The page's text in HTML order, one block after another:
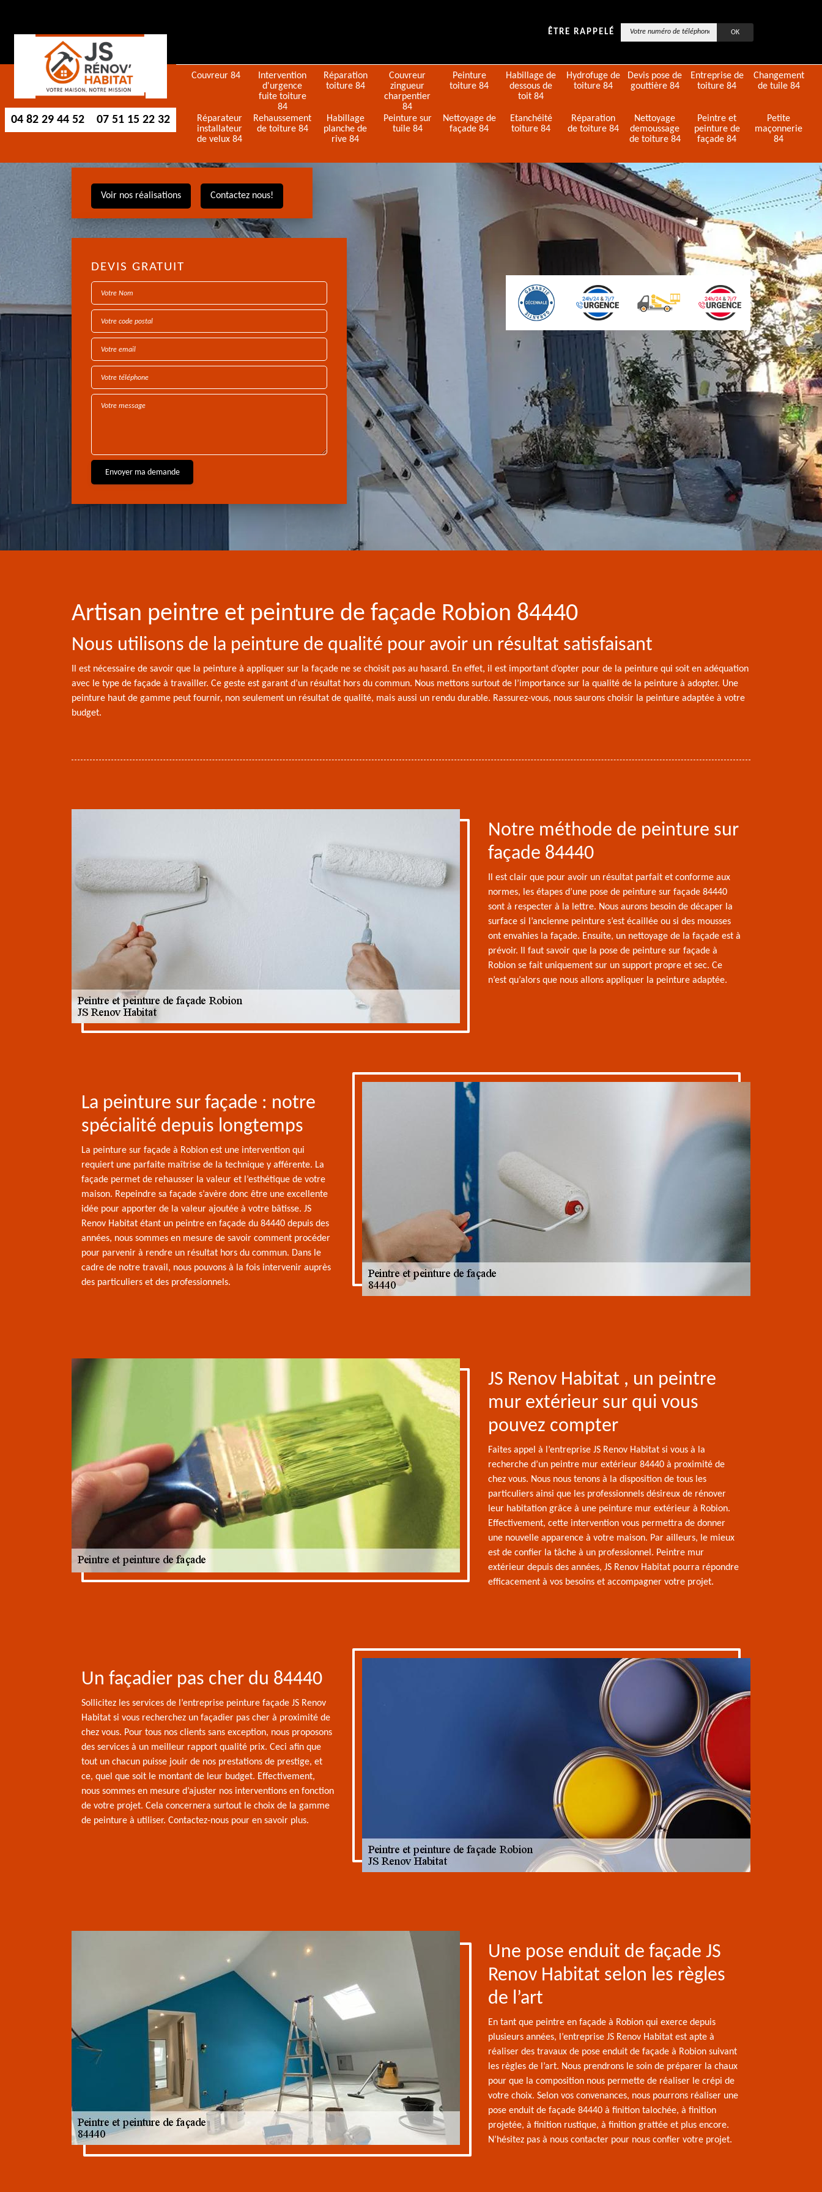
ÊTRE RAPPELÉ
04 82 29 44 52 07 51 15 22 32
Couvreur 84
Intervention
d'urgence
fuite toiture
84
Réparation
toiture 84
Couvreur
zingueur
charpentier
84
Peinture
toiture 84
Habillage de
dessous de
toit 84
Hydrofuge de
toiture 84
Devis pose de
gouttière 84
Entreprise de
toiture 84
Changement
de tuile 84
Réparateur
installateur
de velux 84
Rehaussement
de toiture 84
Habillage
planche de
rive 84
Peinture sur
tuile 84
Nettoyage de
façade 84
Etanchéité
toiture 84
Réparation
de toiture 84
Nettoyage
demoussage
de toiture 84
Peintre et
peinture de
façade 84
Petite
maçonnerie
84
Voir nos réalisations Contactez nous!
DEVIS GRATUIT
Artisan peintre et peinture de façade Robion 84440
Nous utilisons de la peinture de qualité pour avoir un résultat satisfaisant
Il est nécessaire de savoir que la peinture à appliquer sur la façade ne se choisit pas au hasard. En effet, il est important d’opter pour de la peinture qui soit en adéquation
avec le type de façade à travailler. Ce geste est garant d’un résultat hors du commun. Nous mettons surtout de l’importance sur la qualité de la peinture à adopter. Une
peinture haut de gamme peut fournir, non seulement un résultat de qualité, mais aussi un rendu durable. Rassurez-vous, nous saurons choisir la peinture adaptée à votre
budget.
Notre méthode de peinture sur
façade 84440
Il est clair que pour avoir un résultat parfait et conforme aux
normes, les étapes d’une pose de peinture sur façade 84440
sont à respecter à la lettre. Nous aurons besoin de décaper la
surface si l’ancienne peinture s’est écaillée ou si des mousses
ont envahies la façade. Ensuite, un nettoyage de la façade est à
prévoir. Il faut savoir que la pose de peinture sur façade à
Robion se fait uniquement sur un support propre et sec. Ce
n’est qu’alors que nous allons appliquer la peinture adaptée.
La peinture sur façade : notre
spécialité depuis longtemps
La peinture sur façade à Robion est une intervention qui
requiert une parfaite maîtrise de la technique y afférente. La
façade permet de rehausser la valeur et l’esthétique de votre
maison. Repeindre sa façade s’avère donc être une excellente
idée pour apporter de la valeur ajoutée à votre bâtisse. JS
Renov Habitat étant un peintre en façade du 84440 depuis des
années, nous sommes en mesure de savoir comment procéder
pour parvenir à rendre un résultat hors du commun. Dans le
cadre de notre travail, nous pouvons à la fois intervenir auprès
des particuliers et des professionnels.
JS Renov Habitat , un peintre
mur extérieur sur qui vous
pouvez compter
Faites appel à l’entreprise JS Renov Habitat si vous à la
recherche d’un peintre mur extérieur 84440 à proximité de
chez vous. Nous nous tenons à la disposition de tous les
particuliers ainsi que les professionnels désireux de rénover
leur habitation grâce à une peinture mur extérieur à Robion.
Effectivement, cette intervention vous permettra de donner
une nouvelle apparence à votre maison. Par ailleurs, le mieux
est de confier la tâche à un professionnel. Peintre mur
extérieur depuis des années, JS Renov Habitat pourra répondre
efficacement à vos besoins et accompagner votre projet.
Un façadier pas cher du 84440
Sollicitez les services de l’entreprise peinture façade JS Renov
Habitat si vous recherchez un façadier pas cher à proximité de
chez vous. Pour tous nos clients sans exception, nous proposons
des services à un meilleur rapport qualité prix. Ceci afin que
tout un chacun puisse jouir de nos prestations de prestige, et
ce, quel que soit le montant de leur budget. Effectivement,
nous sommes en mesure d’ajuster nos interventions en fonction
de votre projet. Cela concernera surtout le choix de la gamme
de peinture à utiliser. Contactez-nous pour en savoir plus.
Une pose enduit de façade JS
Renov Habitat selon les règles
de l’art
En tant que peintre en façade à Robion qui exerce depuis
plusieurs années, l’entreprise JS Renov Habitat est apte à
réaliser des travaux de pose enduit de façade à Robion suivant
les règles de l’art. Nous prendrons le soin de préparer la chaux
pour que la composition nous permette de réaliser le crépi de
votre choix. Selon vos convenances, nous pourrons réaliser une
pose enduit de façade 84440 à finition talochée, à finition
projetée, à finition rustique, à finition grattée et plus encore.
N’hésitez pas à nous contacter pour nous confier votre projet.